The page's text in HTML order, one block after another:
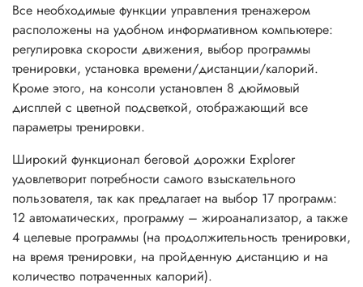
Все необходимые функции управления тренажером
расположены на удобном информативном компьютере:
регулировка скорости движения, выбор программы
тренировки, установка времени/дистанции/калорий.
Кроме этого, на консоли установлен 8 дюймовый
дисплей с цветной подсветкой, отображающий все
параметры тренировки.
Широкий функционал беговой дорожки Explorer
удовлетворит потребности самого взыскательного
пользователя, так как предлагает на выбор 17 программ:
12 автоматических, программу – жироанализатор, а также
4 целевые программы (на продолжительность тренировки,
на время тренировки, на пройденную дистанцию и на
количество потраченных калорий).